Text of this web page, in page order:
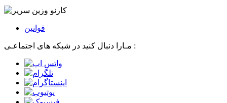
قوانین
مـارا دنبال کنید در شبکه های اجتماعـی :